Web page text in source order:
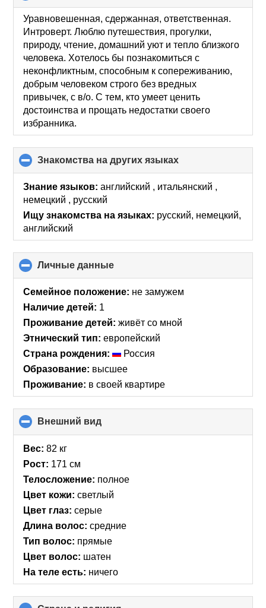
to
collapse
contents
Уравновешенная, сдержанная, ответственная.
Интроверт. Люблю путешествия, прогулки,
природу, чтение, домашний уют и тепло близкого
человека. Хотелось бы познакомиться с
неконфликтным, способным к сопереживанию,
добрым человеком строго без вредных
привычек, с в/о. С тем, кто умеет ценить
достоинства и прощать недостатки своего
избранника.
Знакомства на других языках
to
collapse
Знание языков: английский , итальянский ,
немецкий , русский
Ищу знакомства на языках: русский, немецкий,
английский
Личные данные
to
collapse
Семейное положение: не замужем
Наличие детей: 1
Проживание детей: живёт со мной
Этнический тип: европейский
Страна рождения:
Россия
Образование: высшее
Проживание: в своей квартире
Внешний вид
to
Вес: 82 кг
Рост: 171 см
Телосложение: полное
Цвет кожи: светлый
Цвет глаз: серые
Длина волос: средние
Тип волос: прямые
Цвет волос: шатен
На теле есть: ничего